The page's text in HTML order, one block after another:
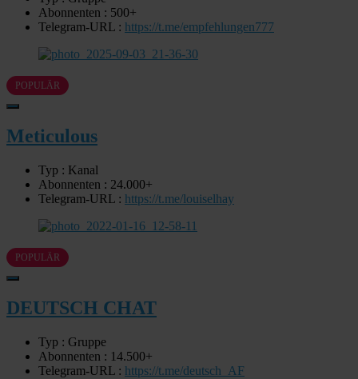
Abonnenten : 500+
Telegram-URL : https://t.me/empfehlungen777
POPULÄR
Meticulous
Typ : Kanal
Abonnenten : 24.000+
Telegram-URL : https://t.me/louiselhay
POPULÄR
DEUTSCH CHAT
Typ : Gruppe
Abonnenten : 14.500+
Telegram-URL : https://t.me/deutsch_AF